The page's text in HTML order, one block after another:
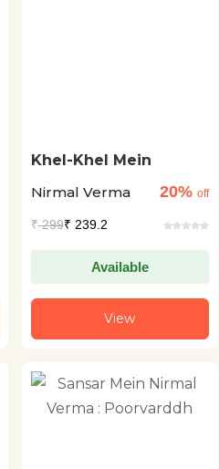
Khel-Khel Mein
Nirmal Verma
20% off
₹299₹ 239.2
Available
View